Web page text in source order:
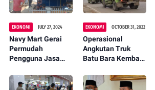
EKONOMI JULY 27, 2024
Navy Mart Gerai
Permudah
Pengguna Jasa
Batam
EKONOMI OCTOBER 31, 2022
Operasional
Angkutan Truk
Batu Bara Kembali
Sementara